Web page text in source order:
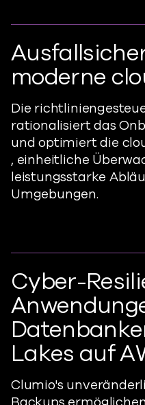
moderne
Die
rationalisiert das
und optimiert die
, einheitliche
leistungsstarke
Umgebungen.
Cyber-
Lakes auf
Clumio's